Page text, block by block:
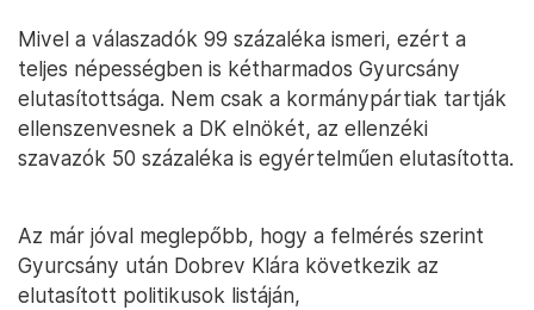
Mivel a válaszadók 99 százaléka ismeri, ezért a
teljes népességben is kétharmados Gyurcsány
elutasítottsága. Nem csak a kormánypártiak tartják
ellenszenvesnek a DK elnökét, az ellenzéki
szavazók 50 százaléka is egyértelműen elutasította.
Az már jóval meglepőbb, hogy a felmérés szerint
Gyurcsány után Dobrev Klára következik az
elutasított politikusok listáján,